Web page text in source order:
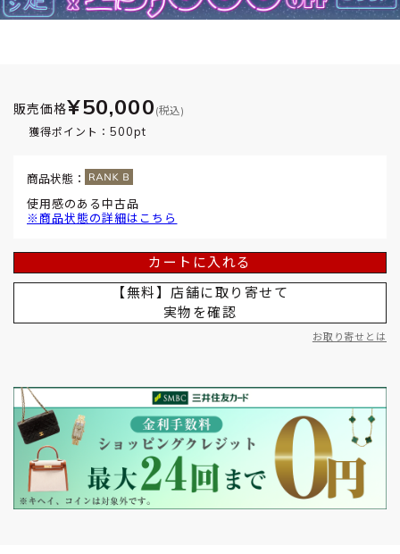
販売価格¥50,000 (税込)
獲得ポイント： 500pt
商品状態：
使用感のある中古品
※商品状態の詳細はこちら
カートに入れる
【無料】店舗に取り寄せて
実物を確認
お取り寄せとは